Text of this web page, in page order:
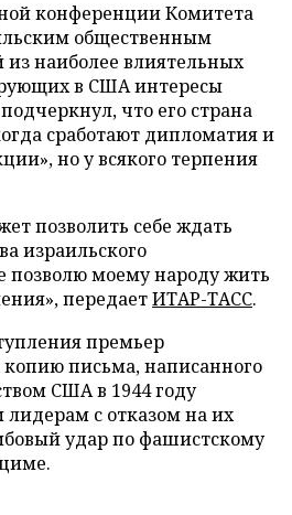
конференции Комитета
общественным
наиболее влиятельных
в США интересы
что его страна
сработают дипломатия и
но у всякого терпения
позволить себе ждать
израильского
позволю моему народу жить
передаетИТАР-ТАСС.
премьер
письма, написанного
США в 1944 году
с отказом на их
удар по фашистскому